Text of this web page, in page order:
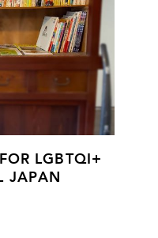
LGBTQI+
JAPAN